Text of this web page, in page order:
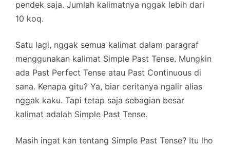
pendek saja. Jumlah kalimatnya nggak lebih dari
10 koq.
Satu lagi, nggak semua kalimat dalam paragraf
menggunakan kalimat Simple Past Tense. Mungkin
ada Past Perfect Tense atau Past Continuous di
sana. Kenapa gitu? Ya, biar ceritanya ngalir alias
nggak kaku. Tapi tetap saja sebagian besar
kalimat adalah Simple Past Tense.
Masih ingat kan tentang Simple Past Tense? Itu lho